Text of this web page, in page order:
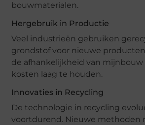
bouwmaterialen.
Hergebruik in Productie
Veel industrieën gebruiken
grondstof voor nieuwe
de afhankelijkheid van
kosten laag te houden.
Innovaties in Recycling
De technologie in recycling
voortdurend. Nieuwe methoden